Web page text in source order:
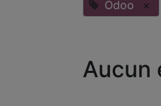
Odoo ×
Aucun